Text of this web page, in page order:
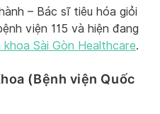
– Bác sĩ tiêu hóa giỏi
viện 115 và hiện đang
Sài Gòn Healthcare.
(Bệnh viện Quốc